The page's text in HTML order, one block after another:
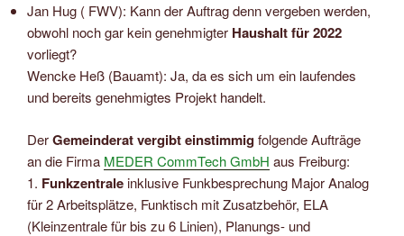
Jan Hug ( FWV): Kann der Auftrag denn vergeben werden,
obwohl noch gar kein genehmigter Haushalt für 2022
vorliegt?
Wencke Heß (Bauamt): Ja, da es sich um ein laufendes
und bereits genehmigtes Projekt handelt.
DerGemeinderat vergibt einstimmigfolgende Aufträge
an die Firma MEDER CommTech GmbH aus Freiburg:
1. Funkzentraleinklusive Funkbesprechung Major Analog
für 2 Arbeitsplätze, Funktisch mit Zusatzbehör, ELA
(Kleinzentrale für bis zu 6 Linien), Planungs- und